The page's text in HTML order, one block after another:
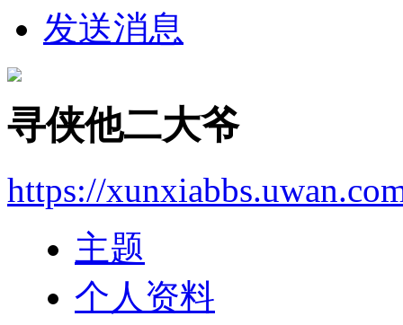
发送消息
寻侠他二大爷
https://
主题
个人资料